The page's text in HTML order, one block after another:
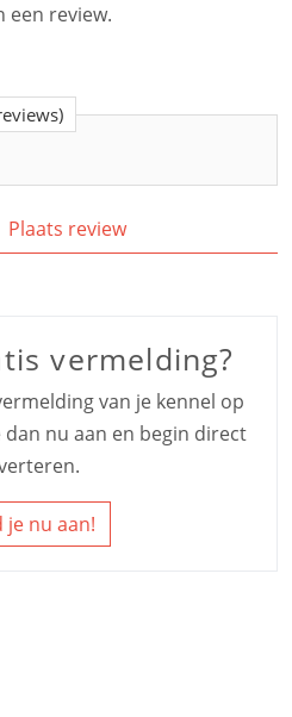
een review.
Plaats review
vermelding?
van je kennel op
dan nu aan en begin direct
je nu aan!